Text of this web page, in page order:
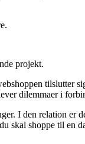
projekt.
tilslutter
dilemmaer i
I den relation er
skal shoppe til en